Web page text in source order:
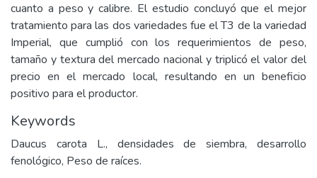
cuanto a peso y calibre. El estudio concluyó que el mejor
tratamiento para las dos variedades fue el T3 de la variedad
Imperial, que cumplió con los requerimientos de peso,
tamaño y textura del mercado nacional y triplicó el valor del
precio en el mercado local, resultando en un beneficio
positivo para el productor.
Keywords
Daucus carota L., densidades de siembra, desarrollo
fenológico, Peso de raíces.